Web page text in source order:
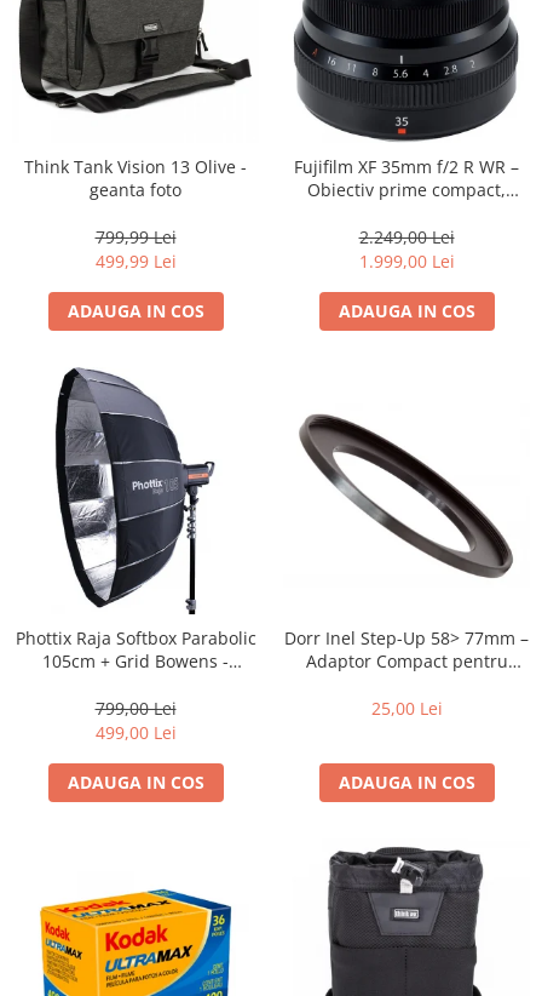
Think Tank Vision 13 Olive -
geanta foto
799,99 Lei
499,99 Lei
ADAUGA IN COS
Fujifilm XF 35mm f/2 R WR –
Obiectiv prime compact,
intemperii pentru fotografie
de zi cu zi
2.249,00 Lei
1.999,00 Lei
ADAUGA IN COS
Phottix Raja Softbox Parabolic
105cm + Grid Bowens -
799,00 Lei
499,00 Lei
ADAUGA IN COS
Dorr Inel Step-Up 58> 77mm –
Adaptor Compact pentru
25,00 Lei
ADAUGA IN COS